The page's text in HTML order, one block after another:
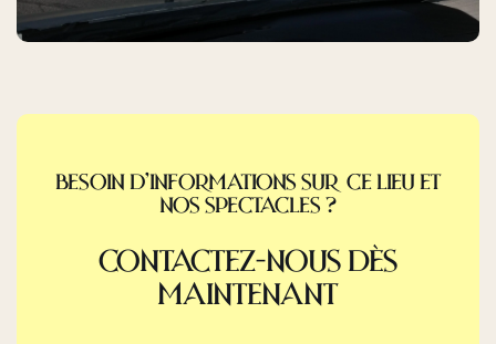
Besoin d’informations sur ce lieu et
nos spectacles ?
Contactez-nous dès
maintenant